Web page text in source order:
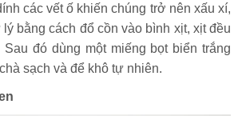
các vết ố khiến chúng trở nên xấu xí,
bằng cách đổ cồn vào bình xịt, xịt đều
Sau đó dùng một miếng bọt biển trắng
sạch và để khô tự nhiên.